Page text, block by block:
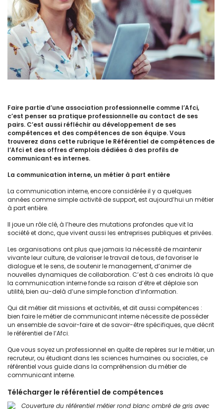
Faire partie d’une association professionnelle comme l’Afci,
c’est penser sa pratique professionnelle au contact de ses
pairs. C’est aussi réfléchir au développement de ses
compétences et des compétences de son équipe. Vous
trouverez dans cette rubrique le Référentiel de compétences de
l’Afci et des offres d’emplois dédiées à des profils de
communicant·es internes.
La communication interne, un métier à part entière
La communication interne, encore considérée il y a quelques
années comme simple activité de support, est aujourd’hui un métier
à part entière.
Il joue un rôle clé, à l’heure des mutations profondes que vit la
société et donc, que vivent aussi les entreprises publiques et privées.
Les organisations ont plus que jamais la nécessité de maintenir
vivante leur culture, de valoriser le travail de tous, de favoriser le
dialogue et le sens, de soutenir le management, d’animer de
nouvelles dynamiques de collaboration. C’est à ces endroits là que
la communication interne fonde sa raison d’être et déploie son
utilité, bien au-delà d’une simple fonction d’information.
Qui dit métier dit missions et activités, et dit aussi compétences :
bien faire le métier de communicant interne nécessite de posséder
un ensemble de savoir-faire et de savoir-être spécifiques, que décrit
le référentiel de l’Afci.
Que vous soyez un professionnel en quête de repères sur le métier, un
recruteur, ou étudiant dans les sciences humaines ou sociales, ce
référentiel vous guide dans la compréhension du métier de
communicant interne.
Télécharger le référentiel de compétences